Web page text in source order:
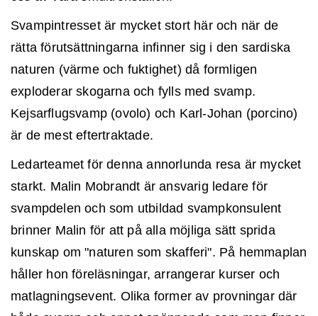
Svampintresset är mycket stort här och när de
rätta förutsättningarna infinner sig i den sardiska
naturen (värme och fuktighet) då formligen
exploderar skogarna och fylls med svamp.
Kejsarflugsvamp (ovolo) och Karl-Johan (porcino)
är de mest eftertraktade.
Ledarteamet för denna annorlunda resa är mycket
starkt. Malin Mobrandt är ansvarig ledare för
svampdelen och som utbildad svampkonsulent
brinner Malin för att på alla möjliga sätt sprida
kunskap om "naturen som skafferi". På hemmaplan
håller hon föreläsningar, arrangerar kurser och
matlagningsevent. Olika former av provningar där